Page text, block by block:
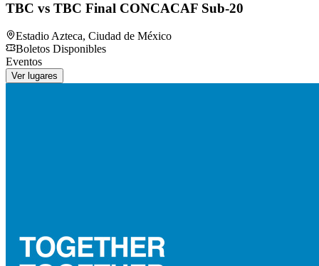
TBC vs TBC Final CONCACAF Sub-20
Estadio Azteca, Ciudad de México
Boletos Disponibles
Eventos
Ver lugares